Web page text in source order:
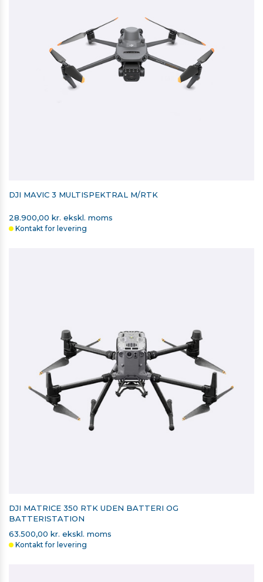
DJI MAVIC 3 MULTISPEKTRAL M/RTK
28.900,00 kr. ekskl. moms
Kontakt for levering
DJI MATRICE 350 RTK UDEN BATTERI OG
BATTERISTATION
63.500,00 kr. ekskl. moms
Kontakt for levering